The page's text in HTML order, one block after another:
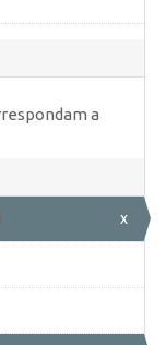
a
x